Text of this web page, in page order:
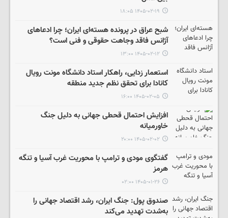
۱۴۰۵-۰۲-۱۹ ۱۸:۰۵
شبح عراق در پرونده هسته‌ای ایران؛ چرا ادعاهای
آژانس فاقد وجاهت حقوقی و فنی است؟
۱۴۰۵-۰۲-۱۲ ۱۳:۰۰
استعمار زدایی، راهکار استاد دانشگاه مونت رویال
کانادا برای تحقق نظم جدید منطقه
۱۴۰۵-۰۲-۰۵ ۱۶:۰۰
افزایش احتمال قحطی جهانی به دلیل جنگ
خاورمیانه
۱۴۰۵-۰۲-۰۲ ۲۰:۰۰
گفتگوی مودی و ترامپ با محوریت غرب آسیا و تنگه
هرمز
۱۴۰۵-۰۱-۲۶ ۰۲:۰۰
صندوق پول: جنگ ایران، رشد اقتصاد جهانی را
به‌شدت تهدید می‌کند